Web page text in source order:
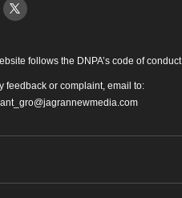
follows the DNPA’s code of conduct
feedback or complaint, email to: